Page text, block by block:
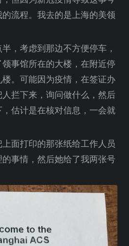
流程。我去的是上海的美领
，考虑到那边不方便停车，
事馆所在的大楼，在附近停
。可能因为疫情，在签证办
拦下来，询问做什么，然后
估计是在核对信息，一会就
面打印的那张纸给工作人员
事情，然后她给了我两张号